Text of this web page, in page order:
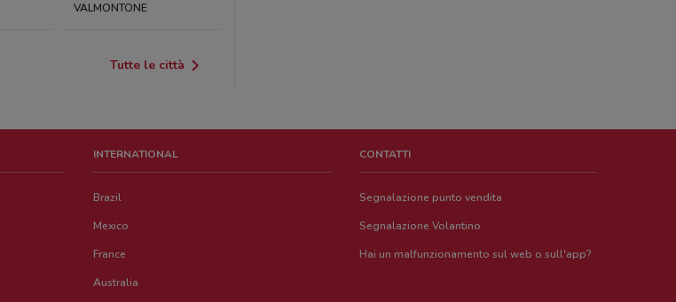
VALMONTONE
Tutte le città
INTERNATIONAL
Brazil
Mexico
France
Australia
CONTATTI
Segnalazione punto vendita
Segnalazione Volantino
Hai un malfunzionamento sul web o sull'app?